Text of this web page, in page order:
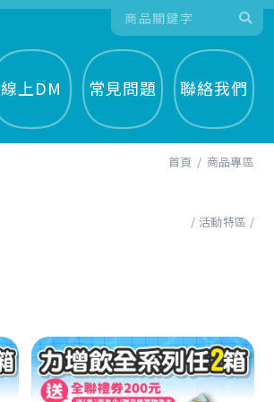
線上DM 常見問題 聯絡我們
首頁 商品專區
活動特區